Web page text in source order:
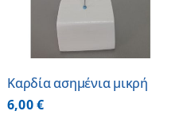
Καρδία ασημένια μικρή
6,00€